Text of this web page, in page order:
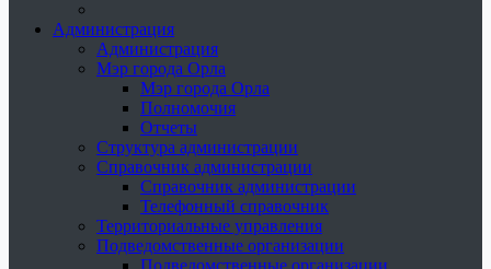
Администрация
Администрация
Мэр города Орла
Мэр города Орла
Полномочия
Отчеты
Структура администрации
Справочник администрации
Справочник администрации
Телефонный справочник
Территориальные управления
Подведомственные организации
Подведомственные организации